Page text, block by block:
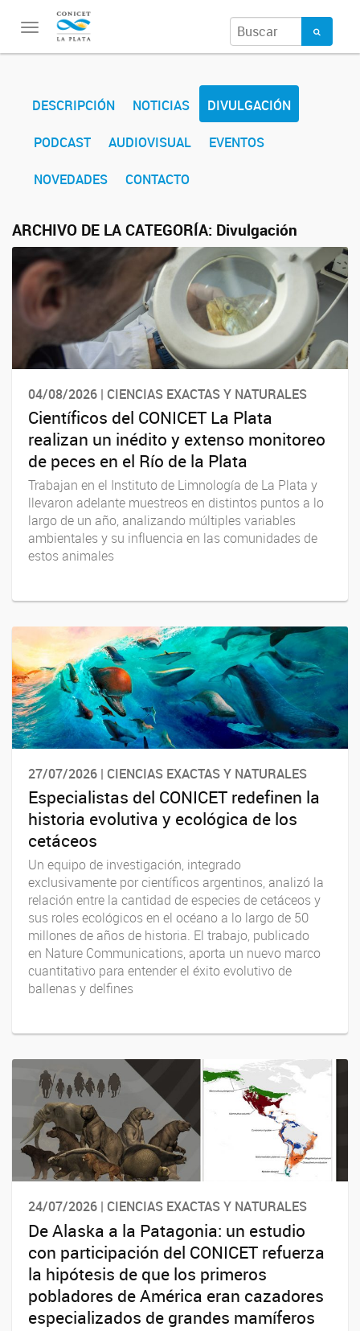
Toggle
navigation
DESCRIPCIÓN NOTICIAS DIVULGACIÓN
PODCAST AUDIOVISUAL EVENTOS
NOVEDADES CONTACTO
ARCHIVO DE LA CATEGORÍA: Divulgación
04/08/2026 | CIENCIAS EXACTAS Y NATURALES
Científicos del CONICET La Plata
realizan un inédito y extenso monitoreo
de peces en el Río de la Plata
Trabajan en el Instituto de Limnología de La Plata y
llevaron adelante muestreos en distintos puntos a lo
largo de un año, analizando múltiples variables
ambientales y su influencia en las comunidades de
estos animales
27/07/2026 | CIENCIAS EXACTAS Y NATURALES
Especialistas del CONICET redefinen la
historia evolutiva y ecológica de los
cetáceos
Un equipo de investigación, integrado
exclusivamente por científicos argentinos, analizó la
relación entre la cantidad de especies de cetáceos y
sus roles ecológicos en el océano a lo largo de 50
millones de años de historia. El trabajo, publicado
en Nature Communications, aporta un nuevo marco
cuantitativo para entender el éxito evolutivo de
ballenas y delfines
24/07/2026 | CIENCIAS EXACTAS Y NATURALES
De Alaska a la Patagonia: un estudio
con participación del CONICET refuerza
la hipótesis de que los primeros
pobladores de América eran cazadores
especializados de grandes mamíferos